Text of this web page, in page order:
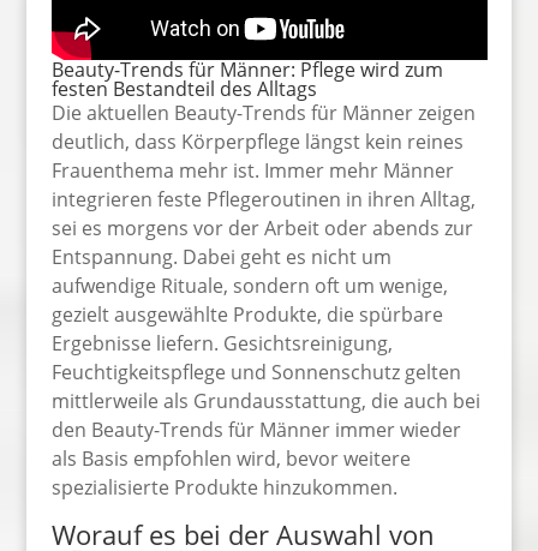
Beauty-Trends für Männer: Pflege wird zum
festen Bestandteil des Alltags
Die aktuellen Beauty-Trends für Männer zeigen
deutlich, dass Körperpflege längst kein reines
Frauenthema mehr ist. Immer mehr Männer
integrieren feste Pflegeroutinen in ihren Alltag,
sei es morgens vor der Arbeit oder abends zur
Entspannung. Dabei geht es nicht um
aufwendige Rituale, sondern oft um wenige,
gezielt ausgewählte Produkte, die spürbare
Ergebnisse liefern. Gesichtsreinigung,
Feuchtigkeitspflege und Sonnenschutz gelten
mittlerweile als Grundausstattung, die auch bei
den Beauty-Trends für Männer immer wieder
als Basis empfohlen wird, bevor weitere
spezialisierte Produkte hinzukommen.
Worauf es bei der Auswahl von